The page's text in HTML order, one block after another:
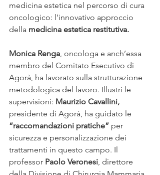
medicina estetica nel percorso di cura
oncologico: l’innovativo approccio
della medicina estetica restitutiva.
Monica Renga, oncologa e anch’essa
membro del Comitato Esecutivo di
Agorà, ha lavorato sulla strutturazione
metodologica del lavoro. Illustri le
supervisioni: Maurizio Cavallini,
presidente di Agorà, ha guidato le
“raccomandazioni pratiche” per
sicurezza e personalizzazione dei
trattamenti in questo campo. Il
professor Paolo Veronesi, direttore